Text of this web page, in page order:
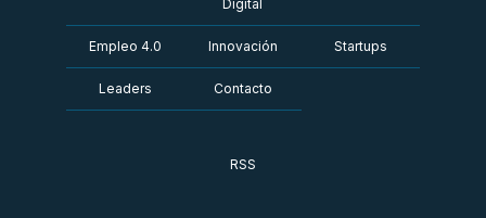
Digital
Empleo 4.0 Innovación Startups
Leaders Contacto
RSS